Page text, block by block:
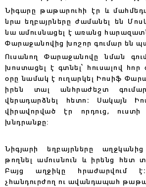
Նիգարը թաթարուհի էր և
նրա եղբայրները ժամանել են
նա ամուսնացել է առանց
Փարաջանովից խոշոր գումար են
Ուսանող Փարաջանովը նման
խոստացել է գտնել՝ հուսալով հոր
օրը նամակ է ուղարկել Իոսիֆ
իրեն տալ անհրաժեշտ
վերադարձնել հետո։ Սակայն
վիրավորված էր որդուց,
խնդրանքը:
Նիգյարի եղբայրները
թողնել ամուսնուն և իրենց հետ
Բայց աղջիկը հրաժարվում
չհանդուրժող ու ավանդապահ